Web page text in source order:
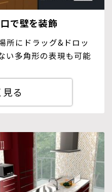
で壁を装飾
所にドラッグ&ドロッ
い多角形の表現も可能
る